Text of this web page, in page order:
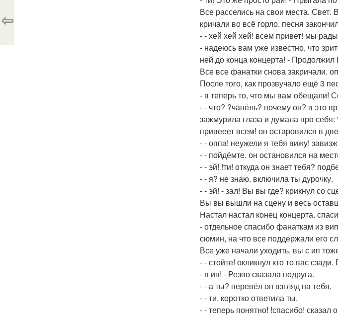
Все расселись на свои места.
кричали во всё горло. песня
- - хей хей хей! всем привет! мы
- надеюсь вам уже известно, что
ней до конца концерта! - Продолжил
Все все фанатки снова закричали.
После того, как прозвучало ещё 3
- в теперь то, что мы вам обещали!
- - что? ?чанёль? почему он? в это
зажмурила глаза и думала про
привееет всем! он остаровился в
- - оппа! неужели я тебя вижу!
- - пойдёмте. он остановился на
- - эй! !ти! откуда он знает тебя?
- - я? не знаю. включила ты дурочку.
- - эй! - зал! Вы вы где? крикнул со
Вы вы вышли на сцену и весь
Настал настал конец концерта.
- отдельное спасибо фанаткам из
сюмин, на что все поддержали его
Все уже начали уходить, вы с ип
- - стойте! окликнул кто то вас
- я ип! - Резво сказала подруга.
- - а ты? перевёл он взгляд на тебя.
- - ти. коротко ответила ты.
- - теперь понятно! !спасибо!
⇦